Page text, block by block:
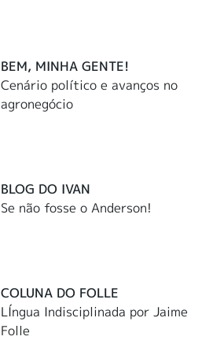
BEM, MINHA GENTE!
Cenário político e avanços no
agronegócio
BLOG DO IVAN
Se não fosse o Anderson!
COLUNA DO FOLLE
LÍngua Indisciplinada por Jaime
Folle